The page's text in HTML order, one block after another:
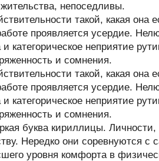
непоседливы.
такой, какая она
проявляется усердие.
категорическое неприятие
и сомнения.
такой, какая она
проявляется усердие.
категорическое неприятие
и сомнения.
буква кириллицы.
Нередко они соревнуются
уровня комфорта в